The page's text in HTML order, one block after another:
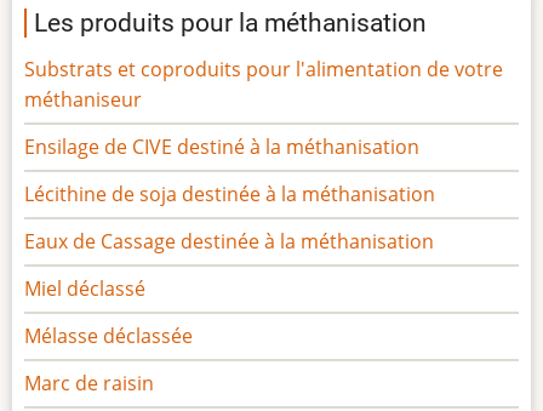
Les produits pour la méthanisation
Substrats et coproduits pour l'alimentation de votre
méthaniseur
Ensilage de CIVE destiné à la méthanisation
Lécithine de soja destinée à la méthanisation
Eaux de Cassage destinée à la méthanisation
Miel déclassé
Mélasse déclassée
Marc de raisin